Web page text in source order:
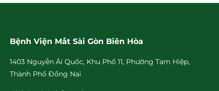
Bệnh Viện Mắt Sài Gòn Biên Hòa
1403 Nguyễn Ái Quốc, Khu Phố 11, Phường Tam Hiệp,
Thành Phố Đồng Nai